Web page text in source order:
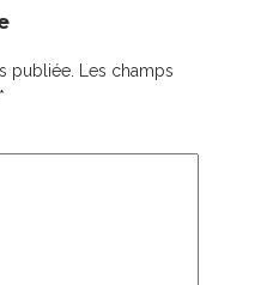
publiée. Les champs
*